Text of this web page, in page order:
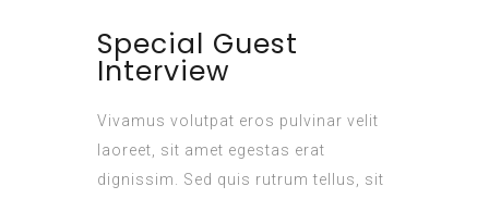
Special Guest
Interview
Vivamus volutpat eros pulvinar velit
laoreet, sit amet egestas erat
dignissim. Sed quis rutrum tellus, sit